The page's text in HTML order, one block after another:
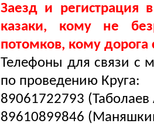
Заезд и регистрация
казаки, кому не
потомков, кому дорога
Телефоны для связи с
по проведению Круга:
89061722793 (Таболаев
89610899846